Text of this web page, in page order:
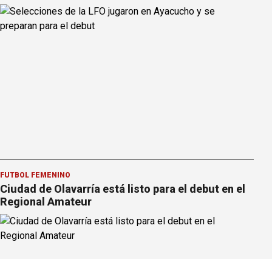
FÚTBOL FEMENINO
Ciudad de Olavarría está listo para el debut en el
Regional Amateur